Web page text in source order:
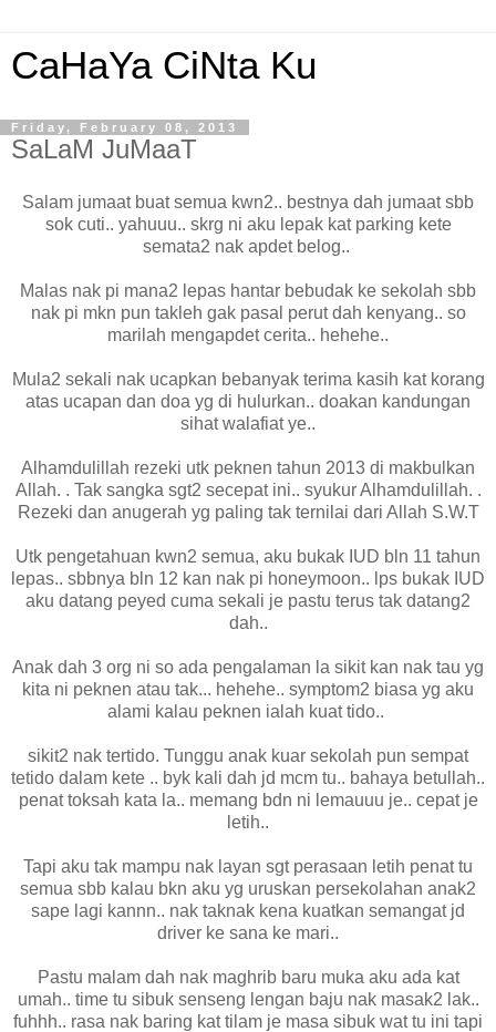
CaHaYa CiNta Ku
Friday, February 08, 2013
SaLaM JuMaaT
Salam jumaat buat semua kwn2.. bestnya dah jumaat sbb
sok cuti.. yahuuu.. skrg ni aku lepak kat parking kete
semata2 nak apdet belog..
Malas nak pi mana2 lepas hantar bebudak ke sekolah sbb
nak pi mkn pun takleh gak pasal perut dah kenyang.. so
marilah mengapdet cerita.. hehehe..
Mula2 sekali nak ucapkan bebanyak terima kasih kat korang
atas ucapan dan doa yg di hulurkan.. doakan kandungan
sihat walafiat ye..
Alhamdulillah rezeki utk peknen tahun 2013 di makbulkan
Allah. . Tak sangka sgt2 secepat ini.. syukur Alhamdulillah. .
Rezeki dan anugerah yg paling tak ternilai dari Allah S.W.T
Utk pengetahuan kwn2 semua, aku bukak IUD bln 11 tahun
lepas.. sbbnya bln 12 kan nak pi honeymoon.. lps bukak IUD
aku datang peyed cuma sekali je pastu terus tak datang2
dah..
Anak dah 3 org ni so ada pengalaman la sikit kan nak tau yg
kita ni peknen atau tak... hehehe.. symptom2 biasa yg aku
alami kalau peknen ialah kuat tido..
sikit2 nak tertido. Tunggu anak kuar sekolah pun sempat
tetido dalam kete .. byk kali dah jd mcm tu.. bahaya betullah..
penat toksah kata la.. memang bdn ni lemauuu je.. cepat je
letih..
Tapi aku tak mampu nak layan sgt perasaan letih penat tu
semua sbb kalau bkn aku yg uruskan persekolahan anak2
sape lagi kannn.. nak taknak kena kuatkan semangat jd
driver ke sana ke mari..
Pastu malam dah nak maghrib baru muka aku ada kat
umah.. time tu sibuk senseng lengan baju nak masak2 lak..
fuhhh.. rasa nak baring kat tilam je masa sibuk wat tu ini tapi